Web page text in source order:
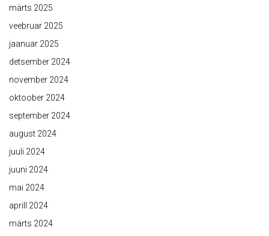
märts 2025
veebruar 2025
jaanuar 2025
detsember 2024
november 2024
oktoober 2024
september 2024
august 2024
juuli 2024
juuni 2024
mai 2024
aprill 2024
märts 2024